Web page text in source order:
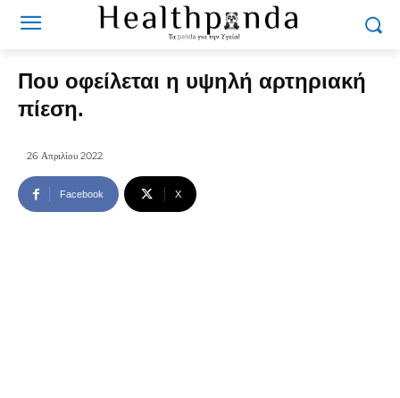
Που οφείλεται η υψηλή αρτηριακή
πίεση.
26 Απριλίου 2022
Facebook X